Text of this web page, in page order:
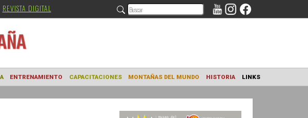
REVISTA DIGITAL
ENTRENAMIENTO CAPACITACIONES MONTAÑAS DEL MUNDO HISTORIA